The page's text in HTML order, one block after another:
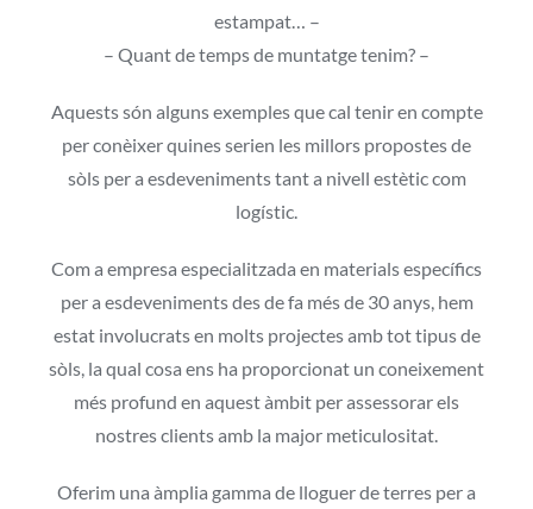
estampat… –
– Quant de temps de muntatge tenim? –
Aquests són alguns exemples que cal tenir en compte
per conèixer quines serien les millors propostes de
sòls per a esdeveniments tant a nivell estètic com
logístic.
Com a empresa especialitzada en materials específics
per a esdeveniments des de fa més de 30 anys, hem
estat involucrats en molts projectes amb tot tipus de
sòls, la qual cosa ens ha proporcionat un coneixement
més profund en aquest àmbit per assessorar els
nostres clients amb la major meticulositat.
Oferim una àmplia gamma de lloguer de terres per a